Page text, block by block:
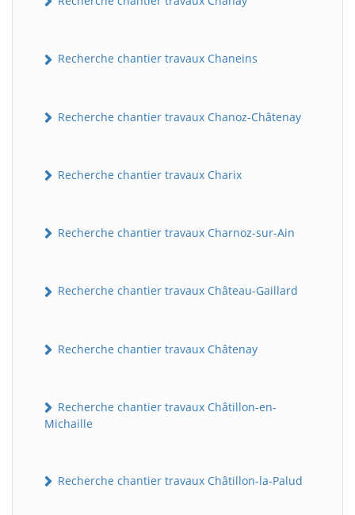
Recherche chantier travaux Chaneins
Recherche chantier travaux Chanoz-Châtenay
Recherche chantier travaux Charix
Recherche chantier travaux Charnoz-sur-Ain
Recherche chantier travaux Château-Gaillard
Recherche chantier travaux Châtenay
Recherche chantier travaux Châtillon-en-
Michaille
Recherche chantier travaux Châtillon-la-Palud